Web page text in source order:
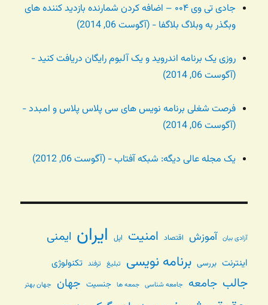
جادی تی وی ۰۰۴ – اضافه کردن شمارنده بازدید کننده های
وبگذر به وبلاگ بلاگفا - (آگوست 06, 2014)
روزی یک برنامه اندروید و یک آلبوم رایگان دریافت کنید -
(آگوست 06, 2014)
فرصت شغلی برنامه نویس های سی پلاس پلاس و امبدد -
(آگوست 06, 2014)
یک مجله عالی دیگه: شبکه آفتاب - (آگوست 06, 2012)
آزادی بیان آموزش اقتصاد امنیت اپل ایران ایمنی
اینترنت بررسی برنامه نویسی تبلیغ ترفند تکنولوژی
جالب جامعه جامعه شناسی جمعه ها جنسیت جهان جهان بهتر